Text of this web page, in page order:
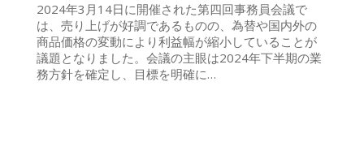
2024年3月14日に開催された第四回事務員会議で
は、売り上げが好調であるものの、為替や国内外の
商品価格の変動により利益幅が縮小していることが
議題となりました。会議の主眼は2024年下半期の業
務方針を確定し、目標を明確に…